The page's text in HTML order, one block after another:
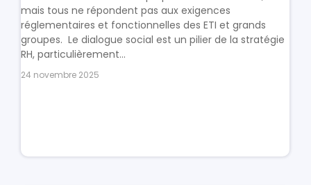
mais tous ne répondent pas aux exigences
réglementaires et fonctionnelles des ETI et grands
groupes. Le dialogue social est un pilier de la stratégie
RH, particulièrement...
24 novembre 2025